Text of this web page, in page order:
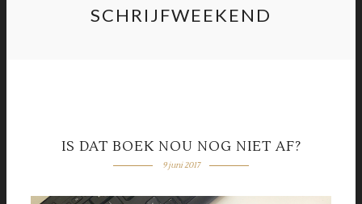
SCHRIJFWEEKEND
IS DAT BOEK NOU NOG NIET AF?
9 juni 2017